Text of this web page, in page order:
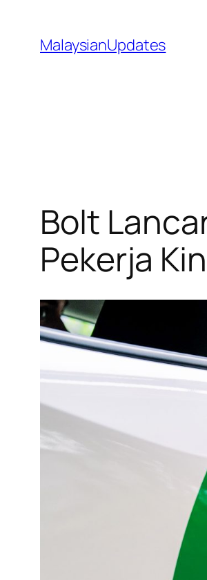
content
MalaysianUpdates
Bolt
Pekerja